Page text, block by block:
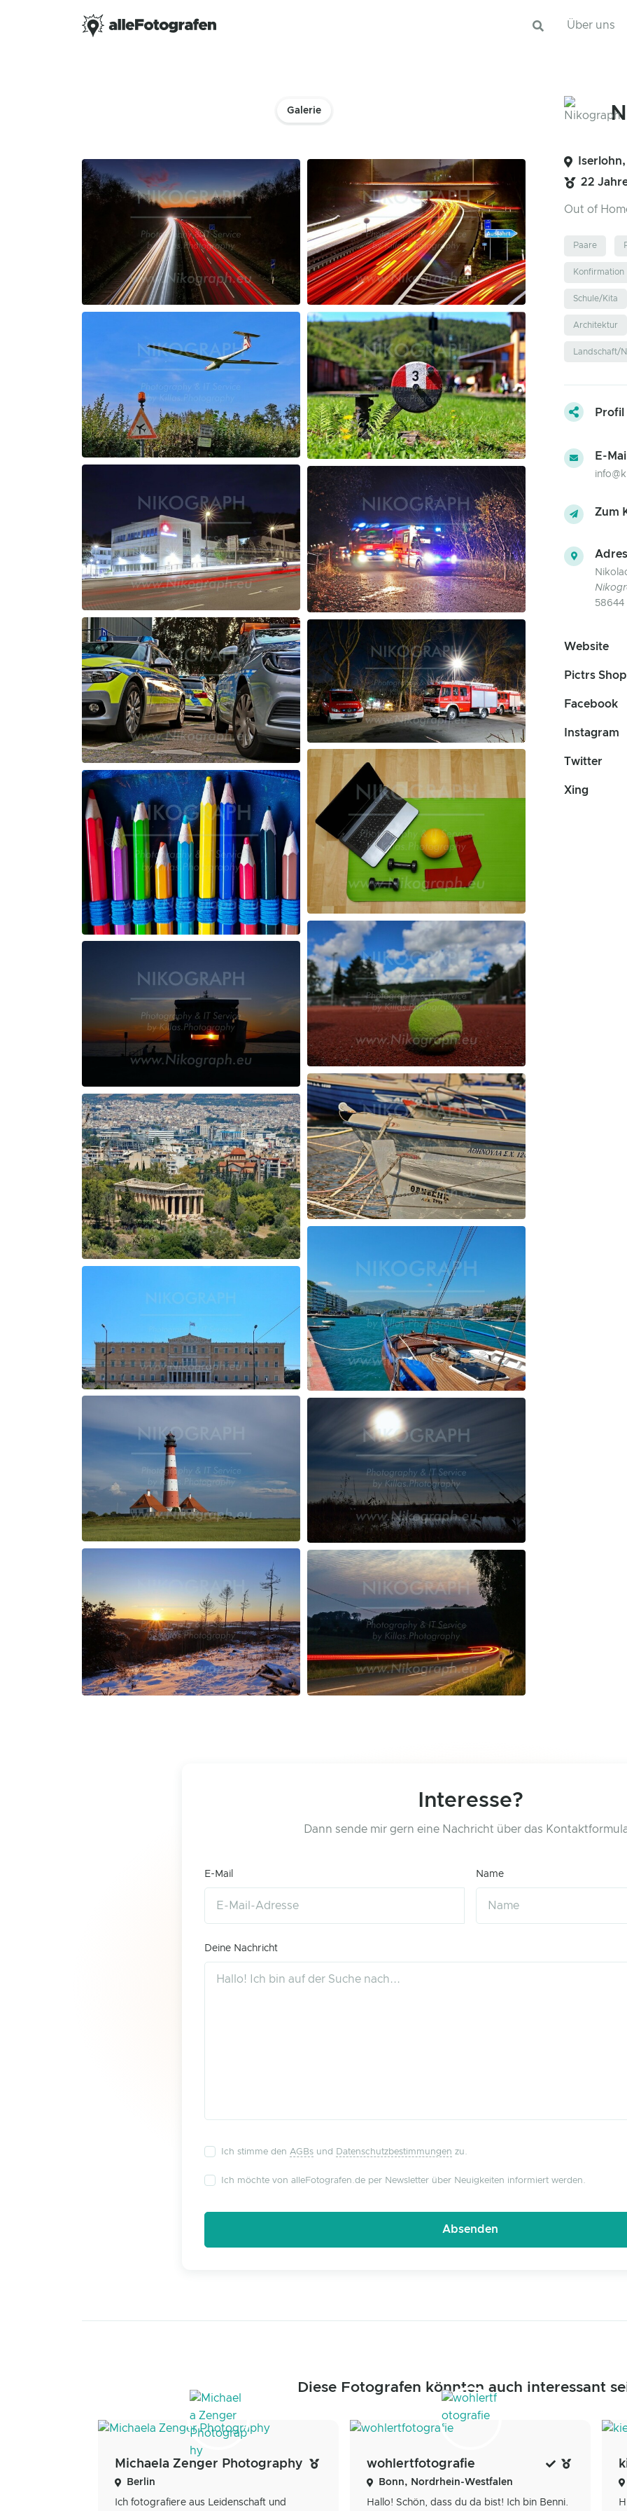
Über uns
Galerie
22
Out of
Paare
Konfirmation
Schule/Kita
Architektur
Landschaft/
Profil
E-
Zum
58644
Website
Pictrs Shop
Facebook
Instagram
Twitter
Xing
Interesse?
Dann sende mir gern eine Nachricht über das
E-Mail Name
Deine Nachricht
Ich stimme den AGBsund Datenschutzbestimmungen zu.
Ich möchte von alleFotografen.de per Newsletter über Neuigkeiten informiert werden.
Diese Fotografen könnten auch interessant
Michaela Zenger Photography
Berlin
Ich fotografiere aus Leidenschaft und
wohlertfotografie
Bonn, Nordrhein-Westfalen
Hallo! Schön, dass du da bist! Ich bin Benni.